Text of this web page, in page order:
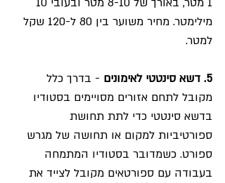
מילימטר. מחיר משוער בין 80 ל-120 שקל
למטר.
5. דשא סינטטי לאימונים
- בדרך כלל
מקובל לתחם אזורים מסויימים בסטודיו
בדשא סינטטי כדי לתת תחושת
ספורטיביות למקום או תחושה של מגרש
ספורט. כשמדובר בסטודיו המתמחה
בעבודה עם ספורטאים מקובל לצייד את